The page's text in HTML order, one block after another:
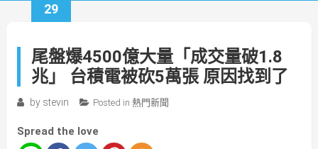
29
尾盤爆4500億大量「成交量破1.8
兆」 台積電被砍5萬張 原因找到了
by stevin Posted in 熱門新聞
Spread the love